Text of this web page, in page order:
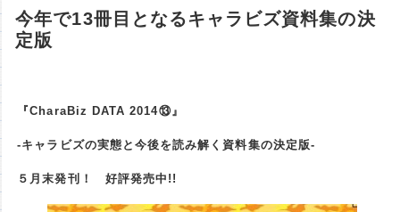
今年で13冊目となるキャラビズ資料集の決
定版
『CharaBiz DATA 2014⑬』
-キャラビズの実態と今後を読み解く資料集の決定版-
５月末発刊！ 好評発売中!!